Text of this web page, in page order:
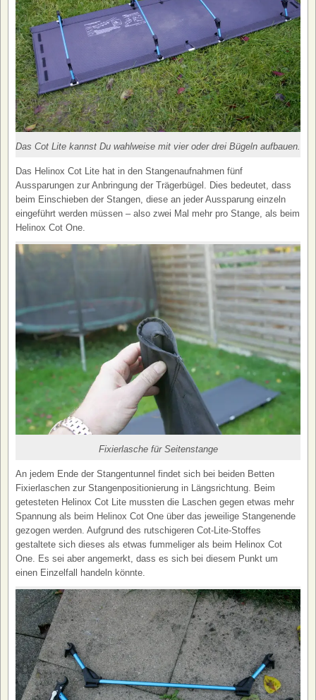
Das Cot Lite kannst Du wahlweise mit vier oder drei Bügeln aufbauen.
Das Helinox Cot Lite hat in den Stangenaufnahmen fünf
Aussparungen zur Anbringung der Trägerbügel. Dies bedeutet, dass
beim Einschieben der Stangen, diese an jeder Aussparung einzeln
eingeführt werden müssen – also zwei Mal mehr pro Stange, als beim
Helinox Cot One.
Fixierlasche für Seitenstange
An jedem Ende der Stangentunnel findet sich bei beiden Betten
Fixierlaschen zur Stangenpositionierung in Längsrichtung. Beim
getesteten Helinox Cot Lite mussten die Laschen gegen etwas mehr
Spannung als beim Helinox Cot One über das jeweilige Stangenende
gezogen werden. Aufgrund des rutschigeren Cot-Lite-Stoffes
gestaltete sich dieses als etwas fummeliger als beim Helinox Cot
One. Es sei aber angemerkt, dass es sich bei diesem Punkt um
einen Einzelfall handeln könnte.